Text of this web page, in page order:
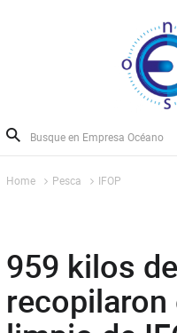
Home Pesca IFOP
959 kilos
recopilaron